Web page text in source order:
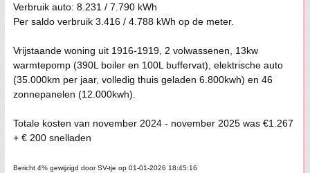
Verbruik auto: 8.231 / 7.790 kWh
Per saldo verbruik 3.416 / 4.788 kWh op de meter.
Vrijstaande woning uit 1916-1919, 2 volwassenen, 13kw
warmtepomp (390L boiler en 100L buffervat), elektrische auto
(35.000km per jaar, volledig thuis geladen 6.800kwh) en 46
zonnepanelen (12.000kwh).
Totale kosten van november 2024 - november 2025 was €1.267
+ € 200 snelladen
Bericht 4% gewijzigd door SV-tje op 01-01-2026 18:45:16